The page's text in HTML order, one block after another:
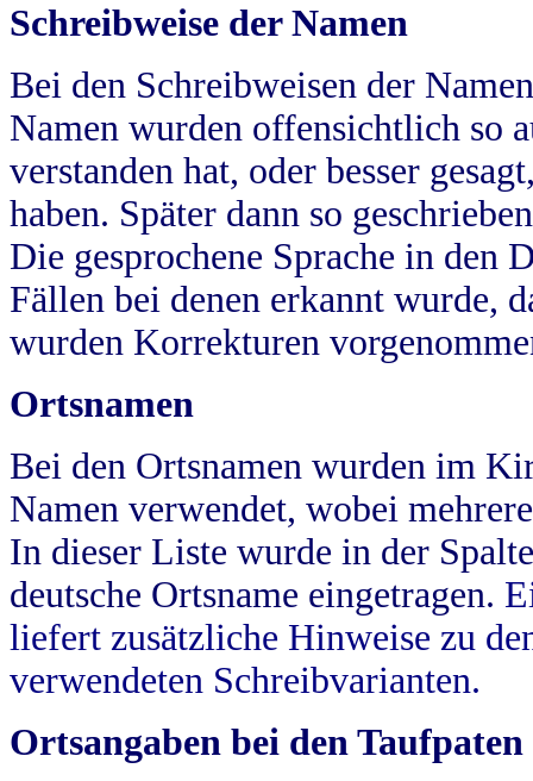
Schreibweise der Namen
Bei den Schreibweisen der
Namen wurden offensichtlich so
verstanden hat, oder besser
haben. Später dann so
Die gesprochene Sprache in
Fällen bei denen erkannt wurde,
wurden Korrekturen
Ortsnamen
Bei den Ortsnamen wurden im
Namen verwendet, wobei
In dieser Liste wurde in der
deutsche Ortsname eingetragen.
liefert zusätzliche Hinweise zu
verwendeten Schreibvarianten.
Ortsangaben bei den Taufpaten